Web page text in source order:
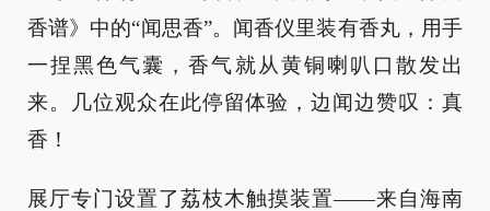
香谱》中的“闻思香”。闻香仪里装有香丸，用手
一捏黑色气囊，香气就从黄铜喇叭口散发出
来。几位观众在此停留体验，边闻边赞叹：真
香！
展厅专门设置了荔枝木触摸装置——来自海南